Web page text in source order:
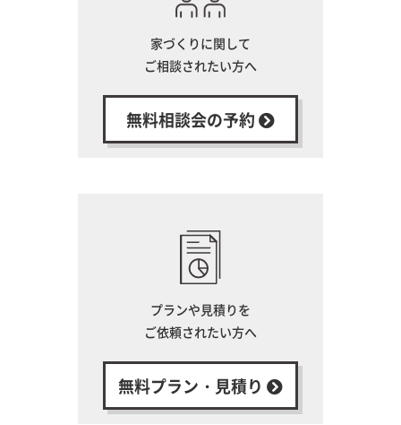
家づくりに関して
ご相談されたい方へ
無料相談会の予約
プランや見積りを
ご依頼されたい方へ
無料プラン・見積り